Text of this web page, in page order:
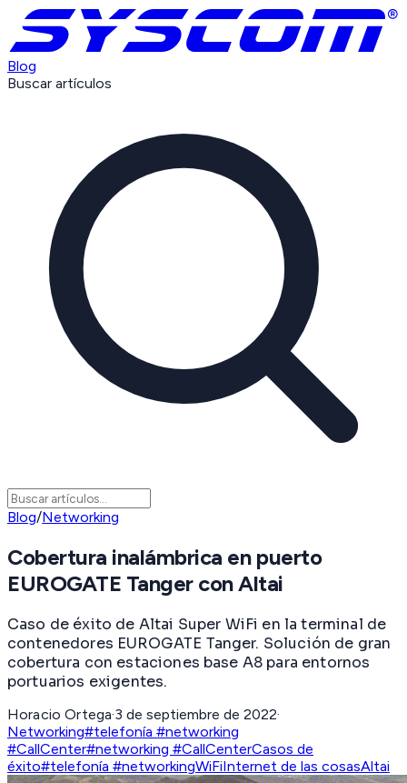
Blog
Buscar artículos
Blog/Networking
Cobertura inalámbrica en puerto
EUROGATE Tanger con Altai
Caso de éxito de Altai Super WiFi en la terminal de
contenedores EUROGATE Tanger. Solución de gran
cobertura con estaciones base A8 para entornos
portuarios exigentes.
Horacio Ortega·3 de septiembre de 2022·
Networking#telefonía #networking
#CallCenter#networking #CallCenterCasos de
éxito#telefonía #networkingWiFiInternet de las cosasAltai